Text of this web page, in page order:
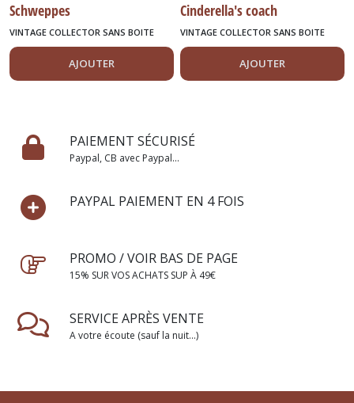
Schweppes
VINTAGE COLLECTOR SANS BOITE
AJOUTER
Cinderella's coach
carrosse de Cendrillon
VINTAGE COLLECTOR SANS BOITE
AJOUTER
PAIEMENT SÉCURISÉ
Paypal, CB avec Paypal...
PAYPAL PAIEMENT EN 4 FOIS
PROMO / VOIR BAS DE PAGE
15% SUR VOS ACHATS SUP À 49€
SERVICE APRÈS VENTE
A votre écoute (sauf la nuit...)